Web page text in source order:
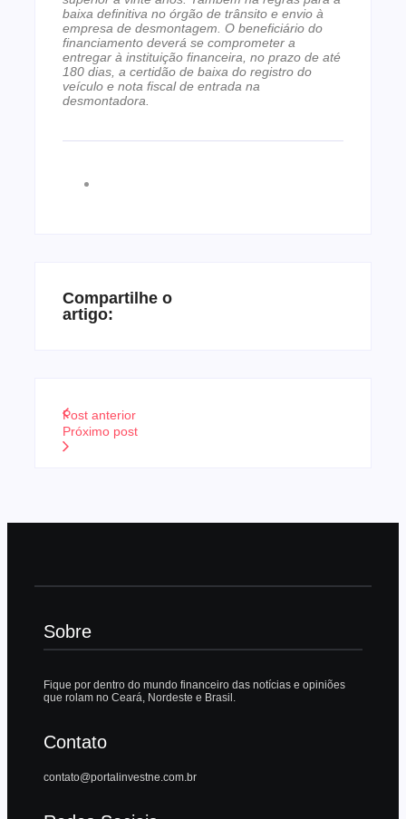
baixa definitiva no órgão de trânsito e envio à
empresa de desmontagem. O beneficiário do
financiamento deverá se comprometer a
entregar à instituição financeira, no prazo de até
180 dias, a certidão de baixa do registro do
veículo e nota fiscal de entrada na
desmontadora.
Compartilhe o
artigo:
Post anterior
Próximo post
Sobre
Fique por dentro do mundo financeiro das notícias e opiniões
que rolam no Ceará, Nordeste e Brasil.
Contato
contato@portalinvestne.com.br